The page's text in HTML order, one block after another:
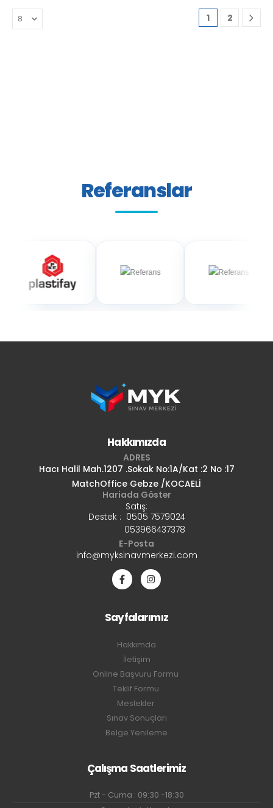
1 2
Referanslar
Hakkımızda
ADRES
Hacı Halil Mah.1207 .Sokak No:1A/Kat :2 No :17
MatchOffice Gebze /KOCAELİ
Hariada Göster
Satış:
Destek : 0505 7579024
053966437378
E-Posta
info@myksinavmerkezi.com
Sayfalarımız
Hakkımda
İletişim
Online Başvuru Formu
Teklif Formu
Meslekler
Sınav Sonuçları
Belge Yenileme
Çalışma Saatlerimiz
Pzt - Cuma : 09:30 -18:30